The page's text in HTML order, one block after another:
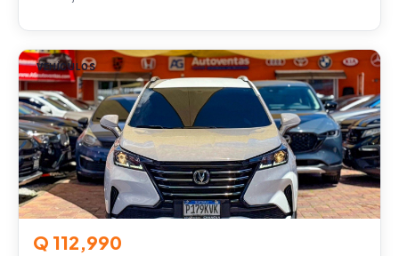
VEHÍCULOS
Q 112,990